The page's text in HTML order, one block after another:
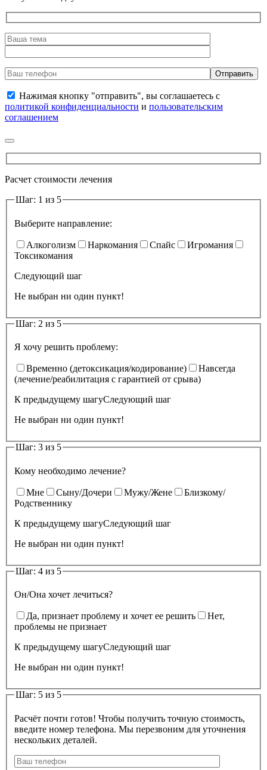
Нажимая кнопку "отправить", вы соглашаетесь с
политикой конфиденциальности и пользовательским
соглашением
Расчет стоимости лечения
Шаг: 1 из 5
Выберите направление:
Алкоголизм Наркомания Спайс
Игромания
Токсикомания
Следующий шаг
Не выбран ни один пункт!
Шаг: 2 из 5
Я хочу решить проблему:
Временно (детоксикация/кодирование)
Навсегда
(лечение/реабилитация с гарантией от срыва)
К предыдущему шагуСледующий шаг
Не выбран ни один пункт!
Шаг: 3 из 5
Кому необходимо лечение?
Мне Сыну/Дочери Мужу/Жене
Близкому/
Родственнику
К предыдущему шагуСледующий шаг
Не выбран ни один пункт!
Шаг: 4 из 5
Он/Она хочет лечиться?
Да, признает проблему и хочет ее решить
Нет,
проблемы не признает
К предыдущему шагуСледующий шаг
Не выбран ни один пункт!
Шаг: 5 из 5
Расчёт почти готов! Чтобы получить точную стоимость,
введите номер телефона. Мы перезвоним для уточнения
нескольких деталей.